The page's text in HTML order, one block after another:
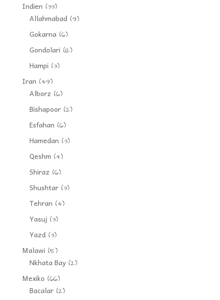
Indien (33)
Allahmabad(9)
Gokarna(6)
Gondolari (12)
Hampi (3)
Iran (49)
Alborz (6)
Bishapoor(2)
Esfahan (6)
Hamedan (3)
Qeshm (4)
Shiraz (6)
Shushtar(3)
Tehran (4)
Yasuj (3)
Yazd(3)
Malawi (5)
Nkhata Bay(2)
Mexiko (66)
Bacalar(2)